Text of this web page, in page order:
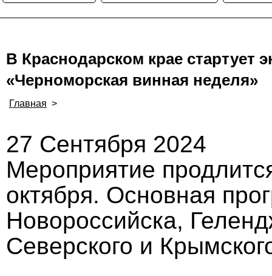
В Краснодарском крае стартует
«Черноморская винная неделя»
Главная >
27 Сентября 2024
Мероприятие
октября. Основная
Новороссийска,
Северского и